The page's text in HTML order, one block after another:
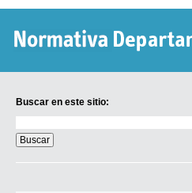
Buscar en este sitio:
en
este
sitio: